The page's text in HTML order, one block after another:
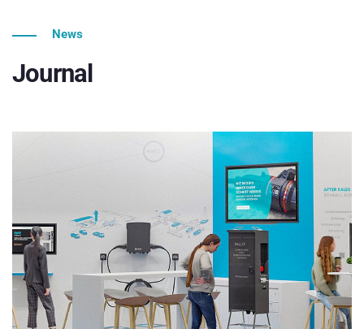
News
Journal